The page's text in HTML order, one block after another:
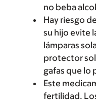
no beba
Hay riesgo
su hijo evite
lámparas
protector
gafas que lo
Este
fertilidad.